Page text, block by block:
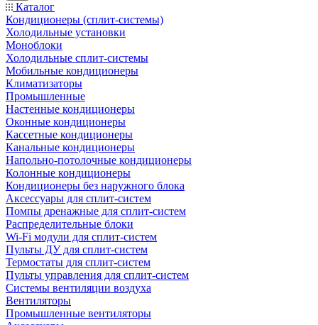
Каталог
Кондиционеры (сплит-системы)
Холодильные установки
Моноблоки
Холодильные сплит-системы
Мобильные кондиционеры
Климатизаторы
Промышленные
Настенные кондиционеры
Оконные кондиционеры
Кассетные кондиционеры
Канальные кондиционеры
Напольно-потолочные кондиционеры
Колонные кондиционеры
Кондиционеры без наружного блока
Аксессуары для сплит-систем
Помпы дренажные для сплит-систем
Распределительные блоки
Wi-Fi модули для сплит-систем
Пульты ДУ для сплит-систем
Термостаты для сплит-систем
Пульты управления для сплит-систем
Системы вентиляции воздуха
Вентиляторы
Промышленные вентиляторы